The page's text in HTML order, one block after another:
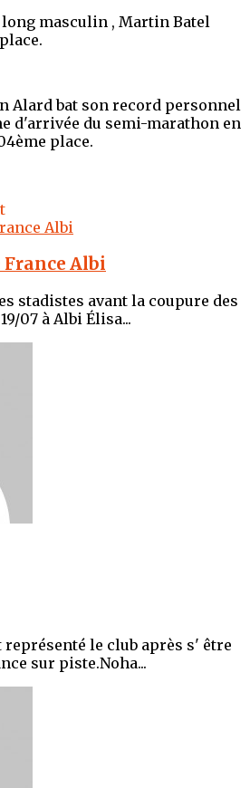
masculin , Martin Batel
Alard bat son record personnel
d'arrivée du semi-marathon en
place.
Albi
stadistes avant la coupure des
07 à Albi Élisa...
représenté le club après s' être
sur piste.Noha...